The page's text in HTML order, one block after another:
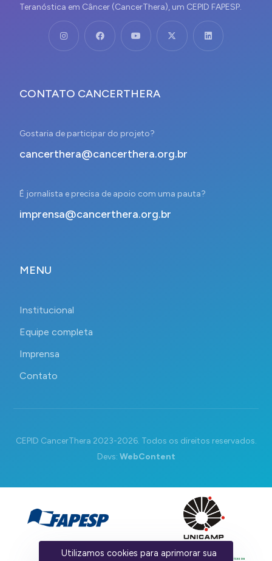
Teranóstica em Câncer (CancerThera), um CEPID FAPESP.
CONTATO CANCERTHERA
Gostaria de participar do projeto?
cancerthera@cancerthera.org.br
É jornalista e precisa de apoio com uma pauta?
imprensa@cancerthera.org.br
MENU
Institucional
Equipe completa
Imprensa
Contato
CEPID CancerThera 2023-2026. Todos os direitos reservados.
Devs: WebContent
Utilizamos cookies para aprimorar sua